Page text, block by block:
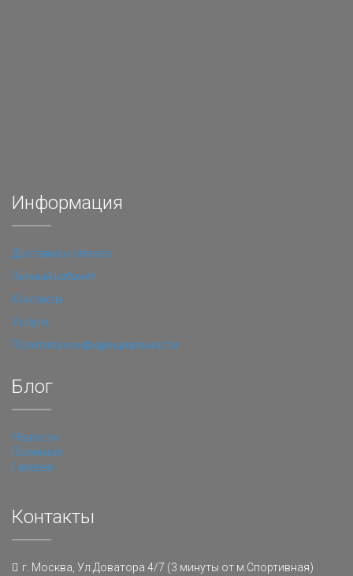
Информация
Доставка и оплата
Личный кабинет
Контакты
Услуги
Политика конфиденциальности
Блог
Новости
Полезное
Галерея
Контакты
г. Москва, Ул.Доватора 4/7 (3 минуты от м.Спортивная)